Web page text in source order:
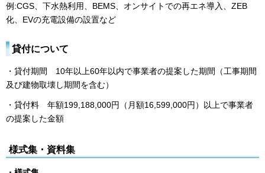
例:CGS、下水熱利用、BEMS、オンサイトでの再エネ導入、ZEB
化、EVの充電設備の設置など
貸付について
・貸付期間 10年以上60年以内で事業者の提案した期間（工事期間
及び建物取壊し期間を含む）
・貸付料 年額199,188,000円（月額16,599,000円）以上で事業者
の提案した金額
様式集・資料集